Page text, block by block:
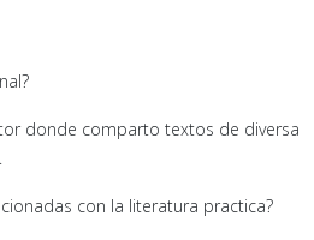
donde comparto textos de diversa
con la literatura practica?